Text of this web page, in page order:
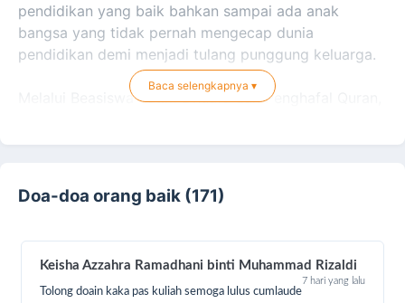
pendidikan yang baik bahkan sampai ada anak
bangsa yang tidak pernah mengecap dunia
pendidikan demi menjadi tulang punggung keluarga.
Melalui Beasiswa Yatim Dhuafa dan Penghafal Quran,
berpartisipasi memberikan dukungan terhebat untuk
kita terhadap tumbuh kembang generasi bangsa.
shallallahu‘alaihi wa sallam. Yang satu biasa datang
kepada Nabi shallallahu ‘alaihi wa sallam (untuk
menuntut ilmu syar’i), sedangkan yang satunya lagi
Baca selengkapnya ▾
Doa-doa orang baik (171)
Keisha Azzahra Ramadhani binti Muhammad Rizaldi
7 hari yang lalu
Tolong doain kaka pas kuliah semoga lulus cumlaude